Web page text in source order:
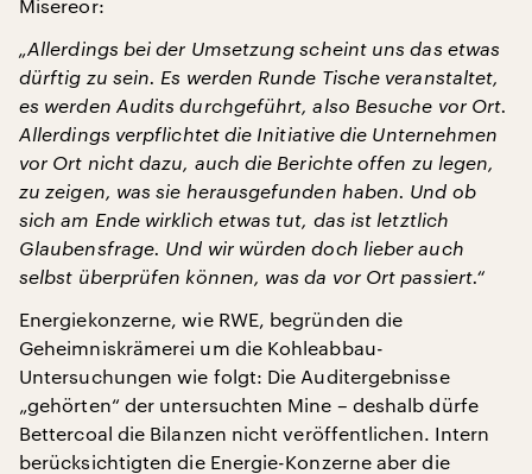
Misereor:
„Allerdings bei der Umsetzung scheint uns das etwas
dürftig zu sein. Es werden Runde Tische veranstaltet,
es werden Audits durchgeführt, also Besuche vor Ort.
Allerdings verpflichtet die Initiative die Unternehmen
vor Ort nicht dazu, auch die Berichte offen zu legen,
zu zeigen, was sie herausgefunden haben. Und ob
sich am Ende wirklich etwas tut, das ist letztlich
Glaubensfrage. Und wir würden doch lieber auch
selbst überprüfen können, was da vor Ort passiert.“
Energiekonzerne, wie RWE, begründen die
Geheimniskrämerei um die Kohleabbau-
Untersuchungen wie folgt: Die Auditergebnisse
„gehörten“ der untersuchten Mine – deshalb dürfe
Bettercoal die Bilanzen nicht veröffentlichen. Intern
berücksichtigten die Energie-Konzerne aber die